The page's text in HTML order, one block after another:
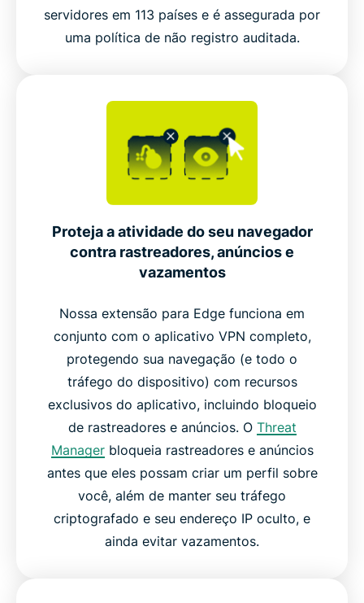
ExpressVPN dentro do Edge
servidores em 113 países e é assegurada por
uma política de não registro auditada.
Proteja a atividade do seu navegador
contra rastreadores, anúncios e
vazamentos
Nossa extensão para Edge funciona em
conjunto com o aplicativo VPN completo,
protegendo sua navegação (e todo o
tráfego do dispositivo) com recursos
exclusivos do aplicativo, incluindo bloqueio
de rastreadores e anúncios. O Threat
Managerbloqueia rastreadores e anúncios
antes que eles possam criar um perfil sobre
você, além de manter seu tráfego
criptografado e seu endereço IP oculto, e
ainda evitar vazamentos.